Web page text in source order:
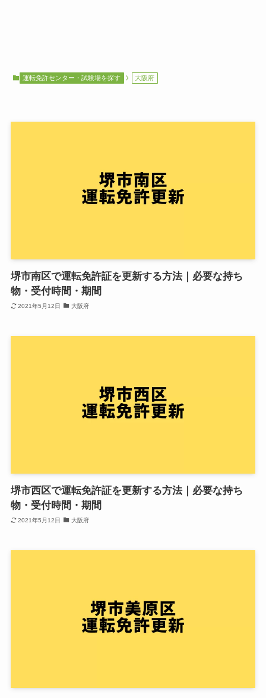
運転免許センター・試験場を探す 大阪府
堺市南区で運転免許証を更新する方法｜必要な持ち
物・受付時間・期間
2021年5月12日 大阪府
堺市西区で運転免許証を更新する方法｜必要な持ち
物・受付時間・期間
2021年5月12日 大阪府